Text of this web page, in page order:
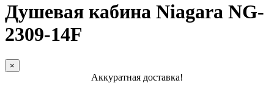
Душевая кабина Niagara NG-
2309-14F
×
Аккуратная доставка!